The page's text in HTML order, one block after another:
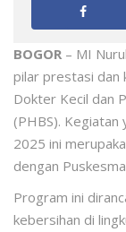
BOGOR – MI
pilar prestasi dan
Dokter Kecil dan
(PHBS). Kegiatan
2025 ini
dengan
Program ini
kebersihan di